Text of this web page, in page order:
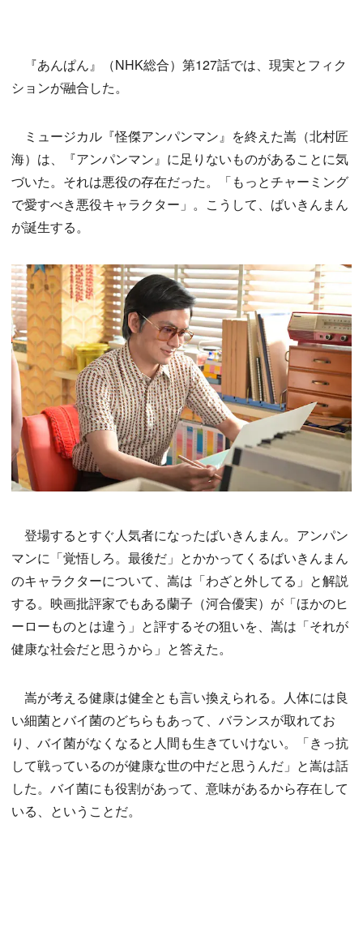
『あんぱん』（NHK総合）第127話では、現実とフィク
ションが融合した。
ミュージカル『怪傑アンパンマン』を終えた嵩（北村匠
海）は、『アンパンマン』に足りないものがあることに気
づいた。それは悪役の存在だった。「もっとチャーミング
で愛すべき悪役キャラクター」。こうして、ばいきんまん
が誕生する。
登場するとすぐ人気者になったばいきんまん。アンパン
マンに「覚悟しろ。最後だ」とかかってくるばいきんまん
のキャラクターについて、嵩は「わざと外してる」と解説
する。映画批評家でもある蘭子（河合優実）が「ほかのヒ
ーローものとは違う」と評するその狙いを、嵩は「それが
健康な社会だと思うから」と答えた。
嵩が考える健康は健全とも言い換えられる。人体には良
い細菌とバイ菌のどちらもあって、バランスが取れてお
り、バイ菌がなくなると人間も生きていけない。「きっ抗
して戦っているのが健康な世の中だと思うんだ」と嵩は話
した。バイ菌にも役割があって、意味があるから存在して
いる、ということだ。